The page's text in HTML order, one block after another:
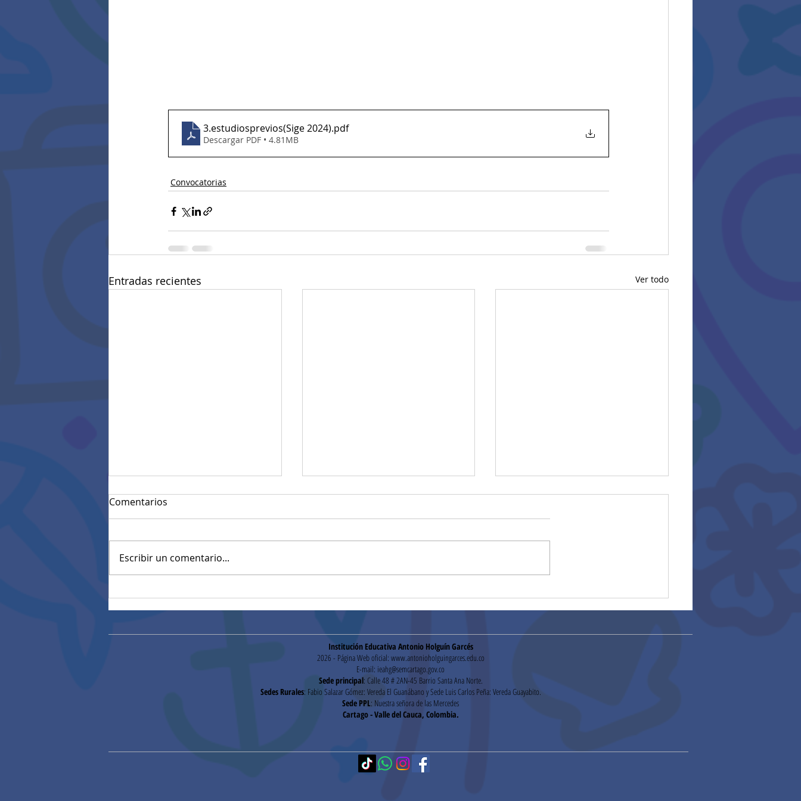
3.estudiosprevios(Sige 2024).pdf
Descargar PDF • 4.81MB
Convocatorias
Entradas recientes Ver todo
eléctricos (27/01/2026)
mantenimiento de cámaras,
contable 2026 (27/01/2026)
Comentarios
Escribir un comentario...
Institución Educativa Antonio Holguín Garcés
2026 - Página Web oficial: www.antonioholguingarces.edu.co
E-mail: ieahg@semcartago.gov.co
Sede principal: Calle 48 # 2AN-45 Barrio Santa Ana Norte.
Sedes Rurales: Fabio Salazar Gómez: Vereda El Guanábano y Sede Luis Carlos Peña: Vereda Guayabito.
Sede PPL: Nuestra señora de las Mercedes
Cartago - Valle del Cauca, Colombia.